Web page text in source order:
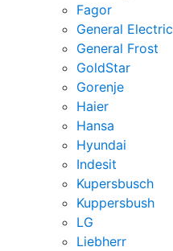
Fagor
General Electric
General Frost
GoldStar
Gorenje
Haier
Hansa
Hyundai
Indesit
Kupersbusch
Kuppersbush
LG
Liebherr